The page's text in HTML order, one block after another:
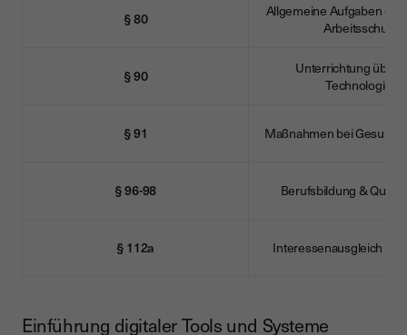
§ 80
Allgemeine Aufgaben
Arbeitsschutz)
§ 90
Unterrichtung über
Technologien
§ 91 Maßnahmen bei
§ 96-98 Berufsbildung &
§ 112a Interessenausgleich &
Einführung digitaler Tools und Systeme